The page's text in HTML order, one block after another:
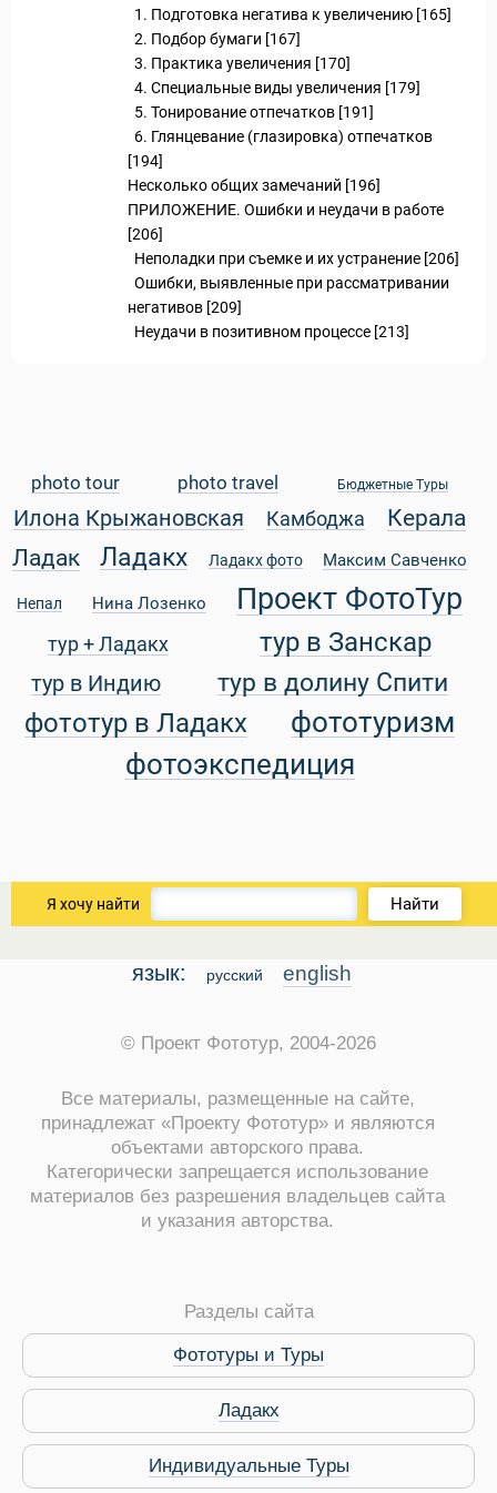
1. Подготовка негатива к увеличению [165]
2. Подбор бумаги [167]
3. Практика увеличения [170]
4. Специальные виды увеличения [179]
5. Тонирование отпечатков [191]
6. Глянцевание (глазировка) отпечатков
[194]
Несколько общих замечаний [196]
ПРИЛОЖЕНИЕ. Ошибки и неудачи в работе
[206]
Неполадки при съемке и их устранение [206]
Ошибки, выявленные при рассматривании
негативов [209]
Неудачи в позитивном процессе [213]
photo tour photo travel Бюджетные Туры
Илона Крыжановская Камбоджа
Керала
Ладак
Ладакх Ладакх фото Максим Савченко
Непал Нина Лозенко Проект ФотоТур
тур + Ладакх тур в Занскар
тур в Индию тур в долину Спити
фототур в Ладакх
фототуризм
фотоэкспедиция
Я хочу найти Найти
язык: русский english
© Проект Фототур, 2004-2026
Все материалы, размещенные на сайте,
принадлежат «Проекту Фототур» и являются
объектами авторского права.
Категорически запрещается использование
материалов без разрешения владельцев сайта
и указания авторства.
Разделы сайта
Фототуры и Туры
Ладакх
Индивидуальные Туры